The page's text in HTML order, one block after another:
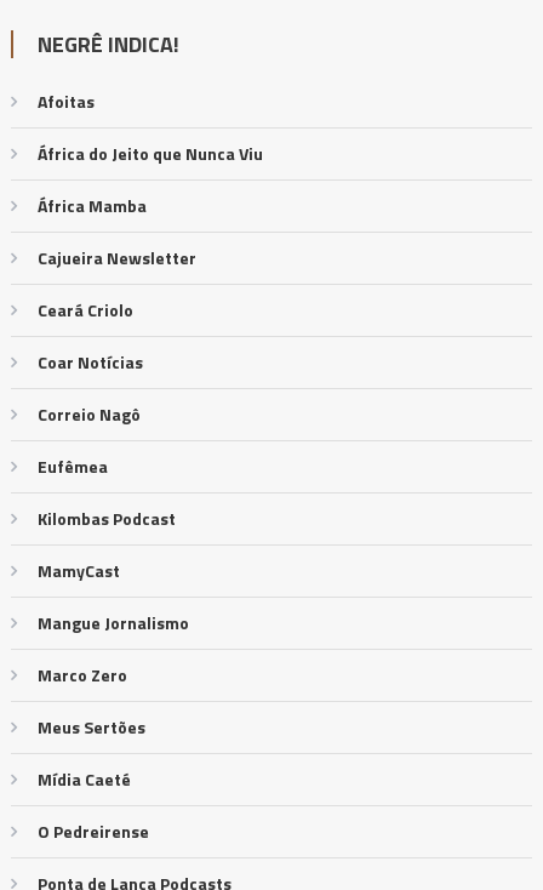
NEGRÊ INDICA!
Afoitas
África do Jeito que Nunca Viu
África Mamba
Cajueira Newsletter
Ceará Criolo
Coar Notícias
Correio Nagô
Eufêmea
Kilombas Podcast
MamyCast
Mangue Jornalismo
Marco Zero
Meus Sertões
Mídia Caeté
O Pedreirense
Ponta de Lança Podcasts